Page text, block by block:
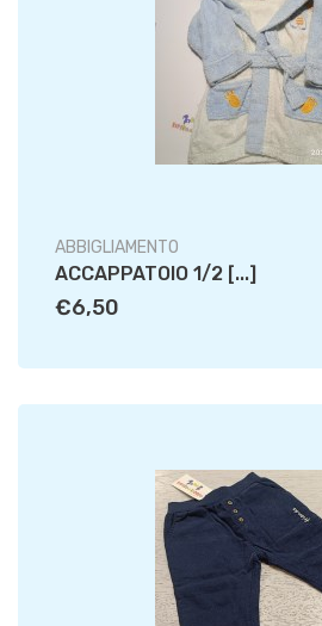
ABBIGLIAMENTO
ACCAPPATOIO 1/2 [...]
€6,50